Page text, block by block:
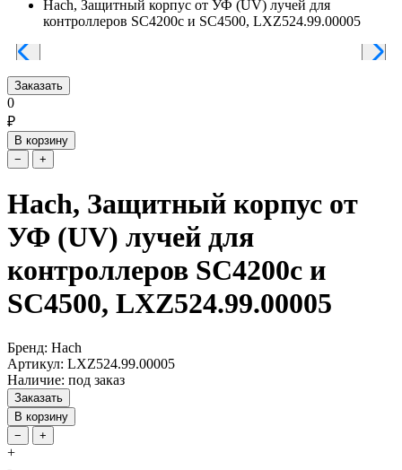
Hach, Защитный корпус от УФ (UV) лучей для
контроллеров SC4200c и SC4500, LXZ524.99.00005
Заказать
0
₽
В корзину
−
+
Hach, Защитный корпус от
УФ (UV) лучей для
контроллеров SC4200c и
SC4500, LXZ524.99.00005
Бренд: Hach
Артикул: LXZ524.99.00005
Наличие: под заказ
Заказать
В корзину
−
+
+